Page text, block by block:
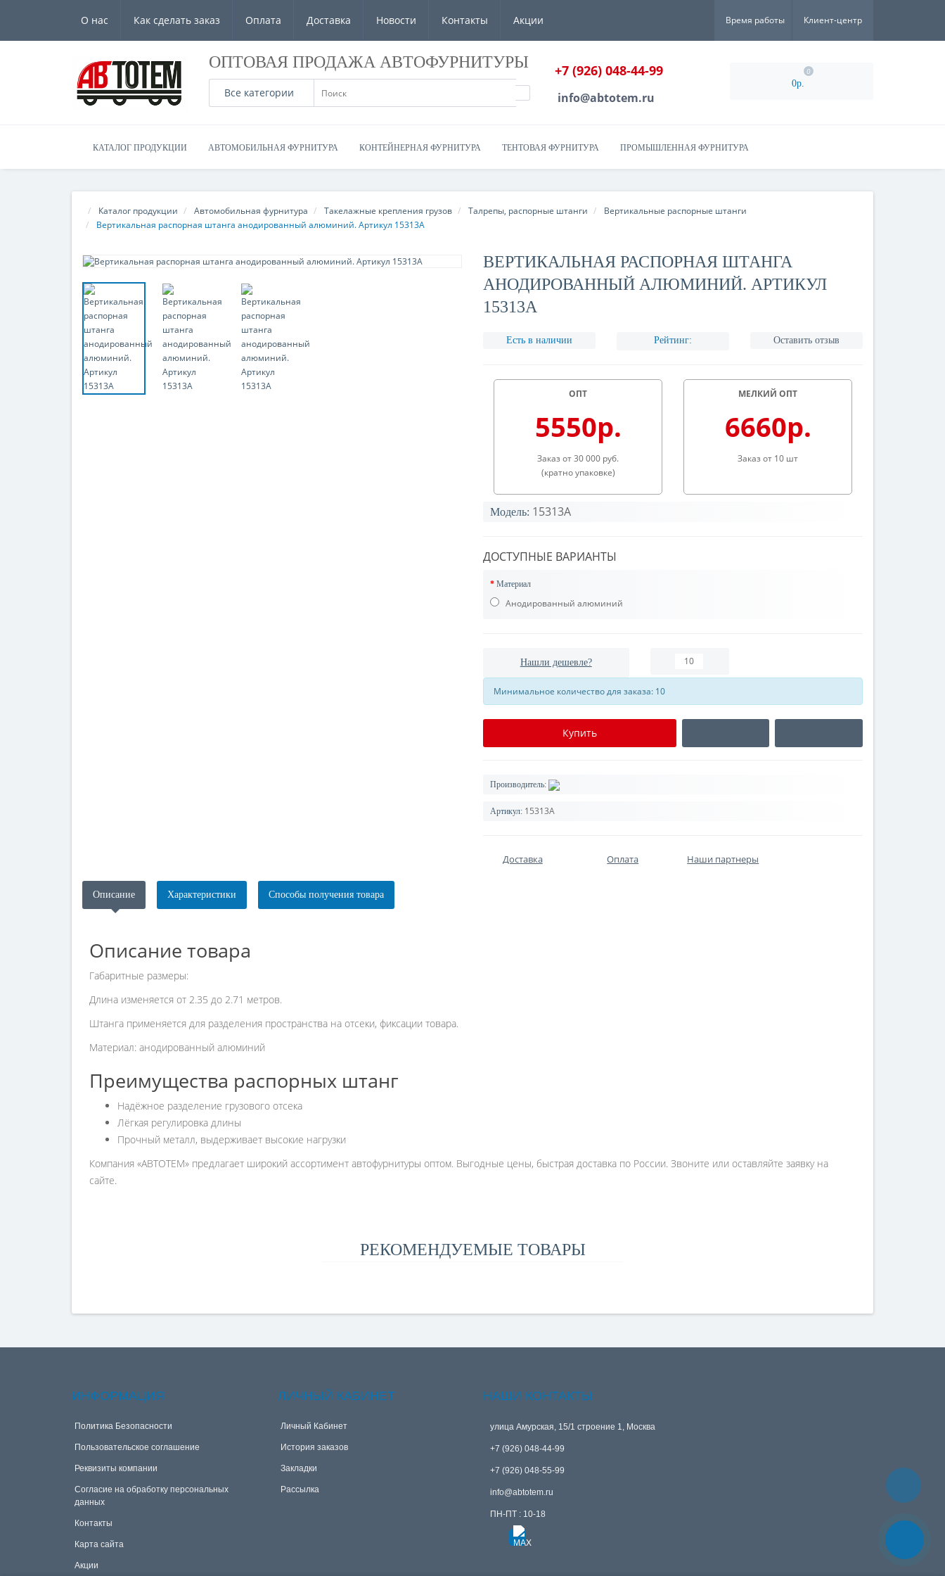
О нас Как сделать заказ Оплата Доставка Новости Контакты Акции Время работы Клиент-центр
ОПТОВАЯ ПРОДАЖА АВТОФУРНИТУРЫ
Все категории
+7 (926) 048-44-99
info@abtotem.ru
0р.
0
КАТАЛОГ ПРОДУКЦИИ АВТОМОБИЛЬНАЯ ФУРНИТУРА КОНТЕЙНЕРНАЯ ФУРНИТУРА ТЕНТОВАЯ ФУРНИТУРА ПРОМЫШЛЕННАЯ ФУРНИТУРА
Каталог продукции Автомобильная фурнитура Такелажные крепления грузов Талрепы, распорные штанги
Вертикальные распорные штанги
Вертикальная распорная штанга анодированный алюминий. Артикул 15313A
ВЕРТИКАЛЬНАЯ РАСПОРНАЯ ШТАНГА
АНОДИРОВАННЫЙ АЛЮМИНИЙ. АРТИКУЛ
15313A
Есть в наличии Рейтинг: Оставить отзыв
ОПТ
5550р.
Заказ от 30 000 руб.
(кратно упаковке)
МЕЛКИЙ ОПТ
6660р.
Заказ от 10 шт
Модель: 15313A
ДОСТУПНЫЕ ВАРИАНТЫ
Материал
Анодированный алюминий
Нашли дешевле?
Минимальное количество для заказа: 10
Купить
Производитель:
Артикул: 15313A
Доставка Оплата Наши партнеры
Описание Характеристики Способы получения товара
Описание товара
Габаритные размеры:
Длина изменяется от 2.35 до 2.71 метров.
Штанга применяется для разделения пространства на отсеки, фиксации товара.
Материал: анодированный алюминий
Преимущества распорных штанг
Надёжное разделение грузового отсека
Лёгкая регулировка длины
Прочный металл, выдерживает высокие нагрузки
Компания «АВТОТЕМ» предлагает широкий ассортимент автофурнитуры оптом. Выгодные цены, быстрая доставка по России. Звоните или оставляйте заявку на
сайте.
РЕКОМЕНДУЕМЫЕ ТОВАРЫ
ИНФОРМАЦИЯ
Политика Безопасности
Пользовательское соглашение
Реквизиты компании
Согласие на обработку персональных
данных
Контакты
Карта сайта
Акции
ЛИЧНЫЙ КАБИНЕТ
Личный Кабинет
История заказов
Закладки
Рассылка
НАШИ КОНТАКТЫ
улица Амурская, 15/1 строение 1, Москва
+7 (926) 048-44-99
+7 (926) 048-55-99
info@abtotem.ru
ПН-ПТ : 10-18